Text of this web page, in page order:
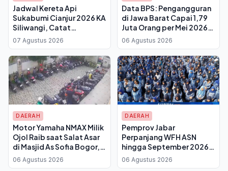
Jadwal Kereta Api
Sukabumi Cianjur 2026 KA
Siliwangi, Catat
Perubahan Waktu
Berangkat dari Stasiun
07 Agustus 2026
Data BPS: Pengangguran
di Jawa Barat Capai 1,79
Juta Orang per Mei 2026,
TPT Turun Tipis
06 Agustus 2026
DAERAH
Motor Yamaha NMAX Milik
Ojol Raib saat Salat Asar
di Masjid As Sofia Bogor,
Terekam CCTV
06 Agustus 2026
DAERAH
Pemprov Jabar
Perpanjang WFH ASN
hingga September 2026,
Dedi Mulyadi Sebut Hasil
Kerja Lebih Penting
06 Agustus 2026